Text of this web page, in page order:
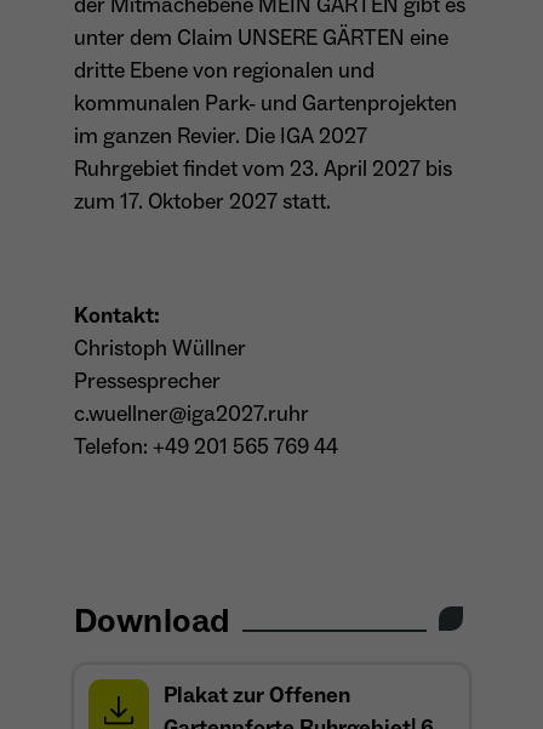
unter dem Claim UNSERE GÄRTEN eine
dritte Ebene von regionalen und
kommunalen Park- und Gartenprojekten
im ganzen Revier. Die IGA 2027
Ruhrgebiet findet vom 23. April 2027 bis
zum 17. Oktober 2027 statt.
Kontakt:
Christoph Wüllner
Pressesprecher
c.wuellner@iga2027.ruhr
Telefon: +49 201 565 769 44
Download
Plakat zur Offenen